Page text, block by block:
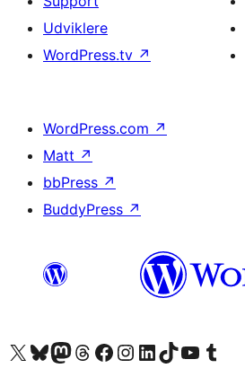
Udviklere
WordPress.tv ↗
WordPress.com ↗
Matt ↗
bbPress ↗
BuddyPress ↗
Besøg vores X (tidligere Twitter) konto
Besøg vores Bluesky-konto
Besøg vores Mastodon konto
Besøg vores Threads-konto
Besøg vores Facebook sideBesøg vores Instagram konto
Besøg vores LinkedIn konto
Besøg vores TikTok-konto
Besøg vores YouTube-kanalBesøg vores Tumblr-konto